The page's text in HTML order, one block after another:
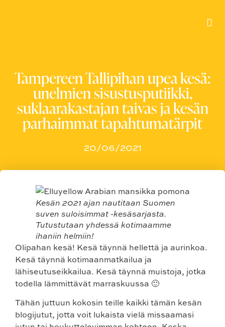
Tampereen Tallipihan upea kesä:
unelmien sisustusputiikki,
suklaarakastajan taivas ja kesän
parhaimmat tapahtumatärpit
20/06/2021
Kesän 2021 ajan nautitaan Suomen
suven suloisimmat -kesäsarjasta.
Tutustutaan yhdessä kotimaamme
ihaniin helmiin!
Olipahan kesä! Kesä täynnä hellettä ja aurinkoa.
Kesä täynnä kotimaanmatkailua ja
lähiseutuseikkailua. Kesä täynnä muistoja, jotka
todella lämmittävät marraskuussa 🙂
Tähän juttuun kokosin teille kaikki tämän kesän
blogijutut, jotta voit lukaista vielä missaamasi